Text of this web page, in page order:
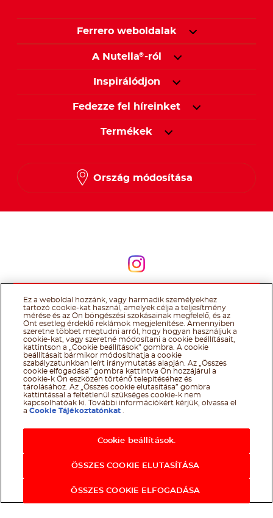
Ferrero weboldalak
A Nutella®-ról
Inspirálódjon
Fedezze fel híreinket
Termékek
Ország módosítása
Kövessen
@Ferrero 2026 All rights reserved.
Nutella® cookie tájékoztató
Felhasználás Feltételei
Technikai információk Impresszum
Ferrero
adatkezelési tájékoztató
Ez a weboldal hozzánk, vagy harmadik személyekhez
tartozó cookie-kat használ, amelyek célja a teljesítmény
mérése és az Ön böngészési szokásainak megfelelő, és az
Önt esetleg érdeklő reklámok megjelenítése. Amennyiben
szeretne többet megtudni arról, hogy hogyan használjuk a
cookie-kat, vagy szeretné módosítani a cookie beállításait,
kattintson a „Cookie beállítások” gombra. A cookie
beállításait bármikor módosíthatja a cookie
szabályzatunkban leírt iránymutatás alapján. Az „Összes
cookie elfogadása” gombra kattintva Ön hozzájárul a
cookie-k Ön eszközén történő telepítéséhez és
tárolásához. Az „Összes cookie elutasítása” gombra
kattintással a feltétlenül szükséges cookie-k nem
kapcsolhatóak ki. További információkért kérjük, olvassa el
aCookie Tájékoztatónkat
Cookie beállítások.
ÖSSZES COOKIE ELUTASÍTÁSA
ÖSSZES COOKIE ELFOGADÁSA